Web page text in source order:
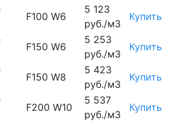
F100 W6
5 123
руб./м3
Купить
F150 W6
5 253
руб./м3
Купить
F150 W8
5 423
руб./м3
Купить
F200 W10
5 537
руб./м3
Купить